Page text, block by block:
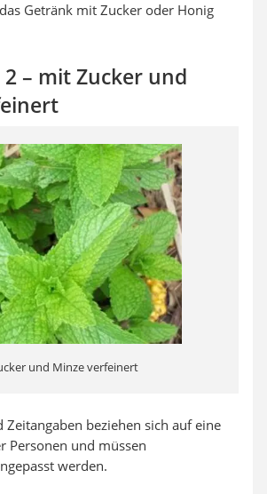
Getränk mit Zucker oder Honig
2 – mit Zucker und
und Minze verfeinert
Zeitangaben beziehen sich auf eine
Personen und müssen
werden.